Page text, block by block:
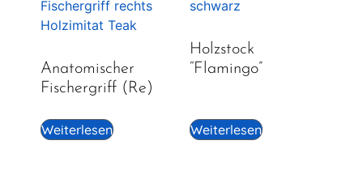
Anatomischer
Fischergriff (re)
Weiterlesen
Holzstock
“Flamingo”
Weiterlesen